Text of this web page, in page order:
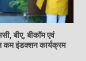
बीए, बीकॉम एवं
कम इंडक्शन कार्यक्रम